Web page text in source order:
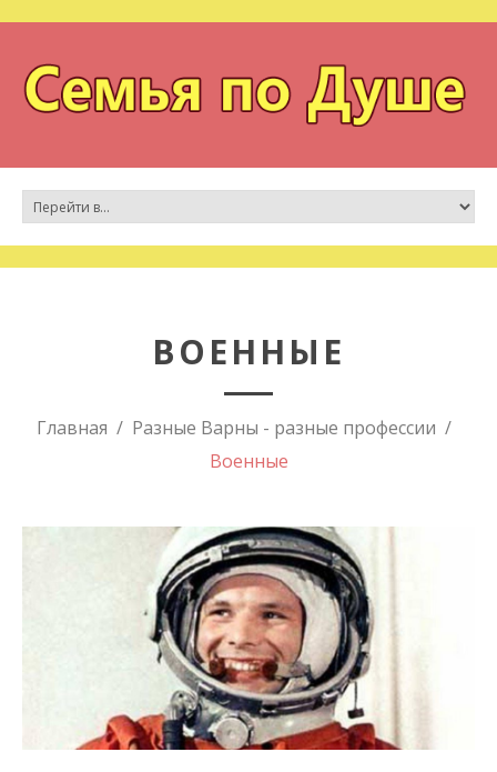
ВОЕННЫЕ
Главная
Разные Варны - разные профессии
Военные